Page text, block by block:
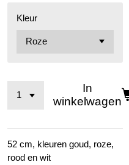
Kleur
In
winkelwagen
52 cm, kleuren goud, roze,
rood en wit